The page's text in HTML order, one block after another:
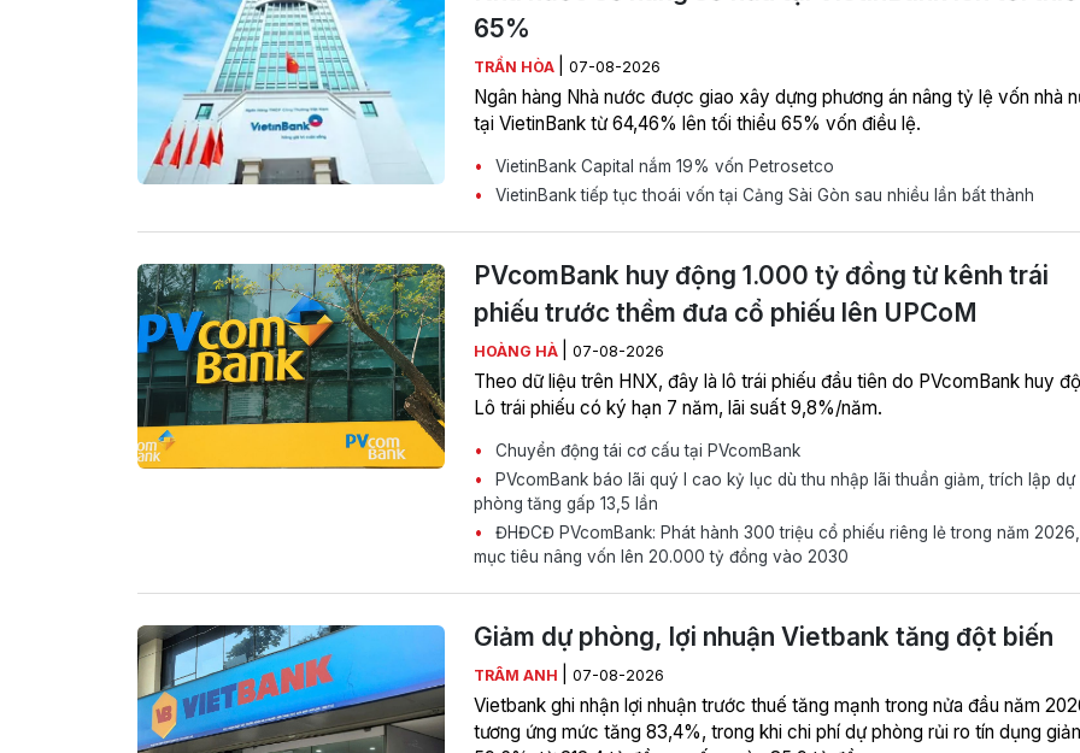
65%
TRẦN HÒA 07-08-2026
Ngân hàng Nhà nước được giao xây dựng phương án nâng tỷ lệ vốn nhà
tại VietinBank từ 64,46% lên tối thiểu 65% vốn điều lệ.
VietinBank Capital nắm 19% vốn Petrosetco
VietinBank tiếp tục thoái vốn tại Cảng Sài Gòn sau nhiều lần bất thành
PVcomBank huy động 1.000 tỷ đồng từ kênh trái
phiếu trước thềm đưa cổ phiếu lên UPCoM
HOÀNG HÀ 07-08-2026
Theo dữ liệu trên HNX, đây là lô trái phiếu đầu tiên do PVcomBank huy
Lô trái phiếu có ký hạn 7 năm, lãi suất 9,8%/năm.
Chuyển động tái cơ cấu tại PVcomBank
PVcomBank báo lãi quý I cao kỷ lục dù thu nhập lãi thuần giảm, trích lập dự
phòng tăng gấp 13,5 lần
ĐHĐCĐ PVcomBank: Phát hành 300 triệu cổ phiếu riêng lẻ trong năm 2026,
mục tiêu nâng vốn lên 20.000 tỷ đồng vào 2030
Giảm dự phòng, lợi nhuận Vietbank tăng đột biến
TRÂM ANH 07-08-2026
Vietbank ghi nhận lợi nhuận trước thuế tăng mạnh trong nửa đầu năm
tương ứng mức tăng 83,4%, trong khi chi phí dự phòng rủi ro tín dụng